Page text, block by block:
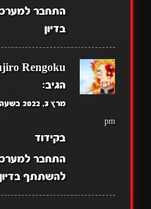
התחבר
בדיון
Rengoku
הגיב:
pm
בקידוד
התחבר
להשתתף בדיון